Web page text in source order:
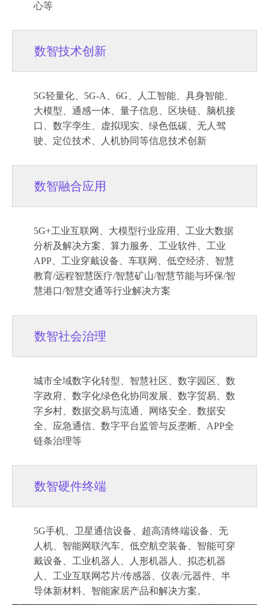
心等
数智技术创新
5G轻量化、5G-A、6G、人工智能、具身智能、
大模型、通感一体、量子信息、区块链、脑机接
口、数字孪生、虚拟现实、绿色低碳、无人驾
驶、定位技术、人机协同等信息技术创新
数智融合应用
5G+工业互联网、大模型行业应用、工业大数据
分析及解决方案、算力服务、工业软件、工业
APP、工业穿戴设备、车联网、低空经济、智慧
教育/远程智慧医疗/智慧矿山/智慧节能与环保/智
慧港口/智慧交通等行业解决方案
数智社会治理
城市全域数字化转型、智慧社区、数字园区、数
字政府、数字化绿色化协同发展、数字贸易、数
字乡村、数据交易与流通、网络安全、数据安
全、应急通信、数字平台监管与反垄断、APP全
链条治理等
数智硬件终端
5G手机、卫星通信设备、超高清终端设备、无
人机、智能网联汽车、低空航空装备、智能可穿
戴设备、工业机器人、人形机器人、拟态机器
人、工业互联网芯片/传感器、仪表/元器件、半
导体新材料、智能家居产品和解决方案。